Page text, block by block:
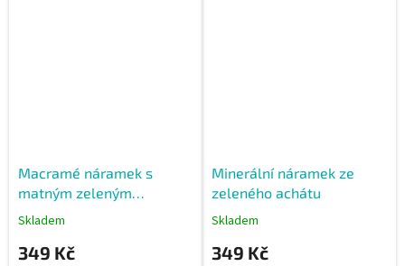
Macramé náramek s
matným zeleným
Achátem
Skladem
349 Kč
Minerální náramek ze
zeleného achátu
Skladem
349 Kč